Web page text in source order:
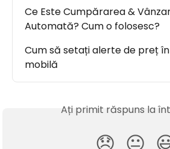
Ce Este Cumpărarea &
Automată? Cum o folosesc?
Cum să setați alerte de preț
mobilă
Ați primit răspuns la
😞 😐